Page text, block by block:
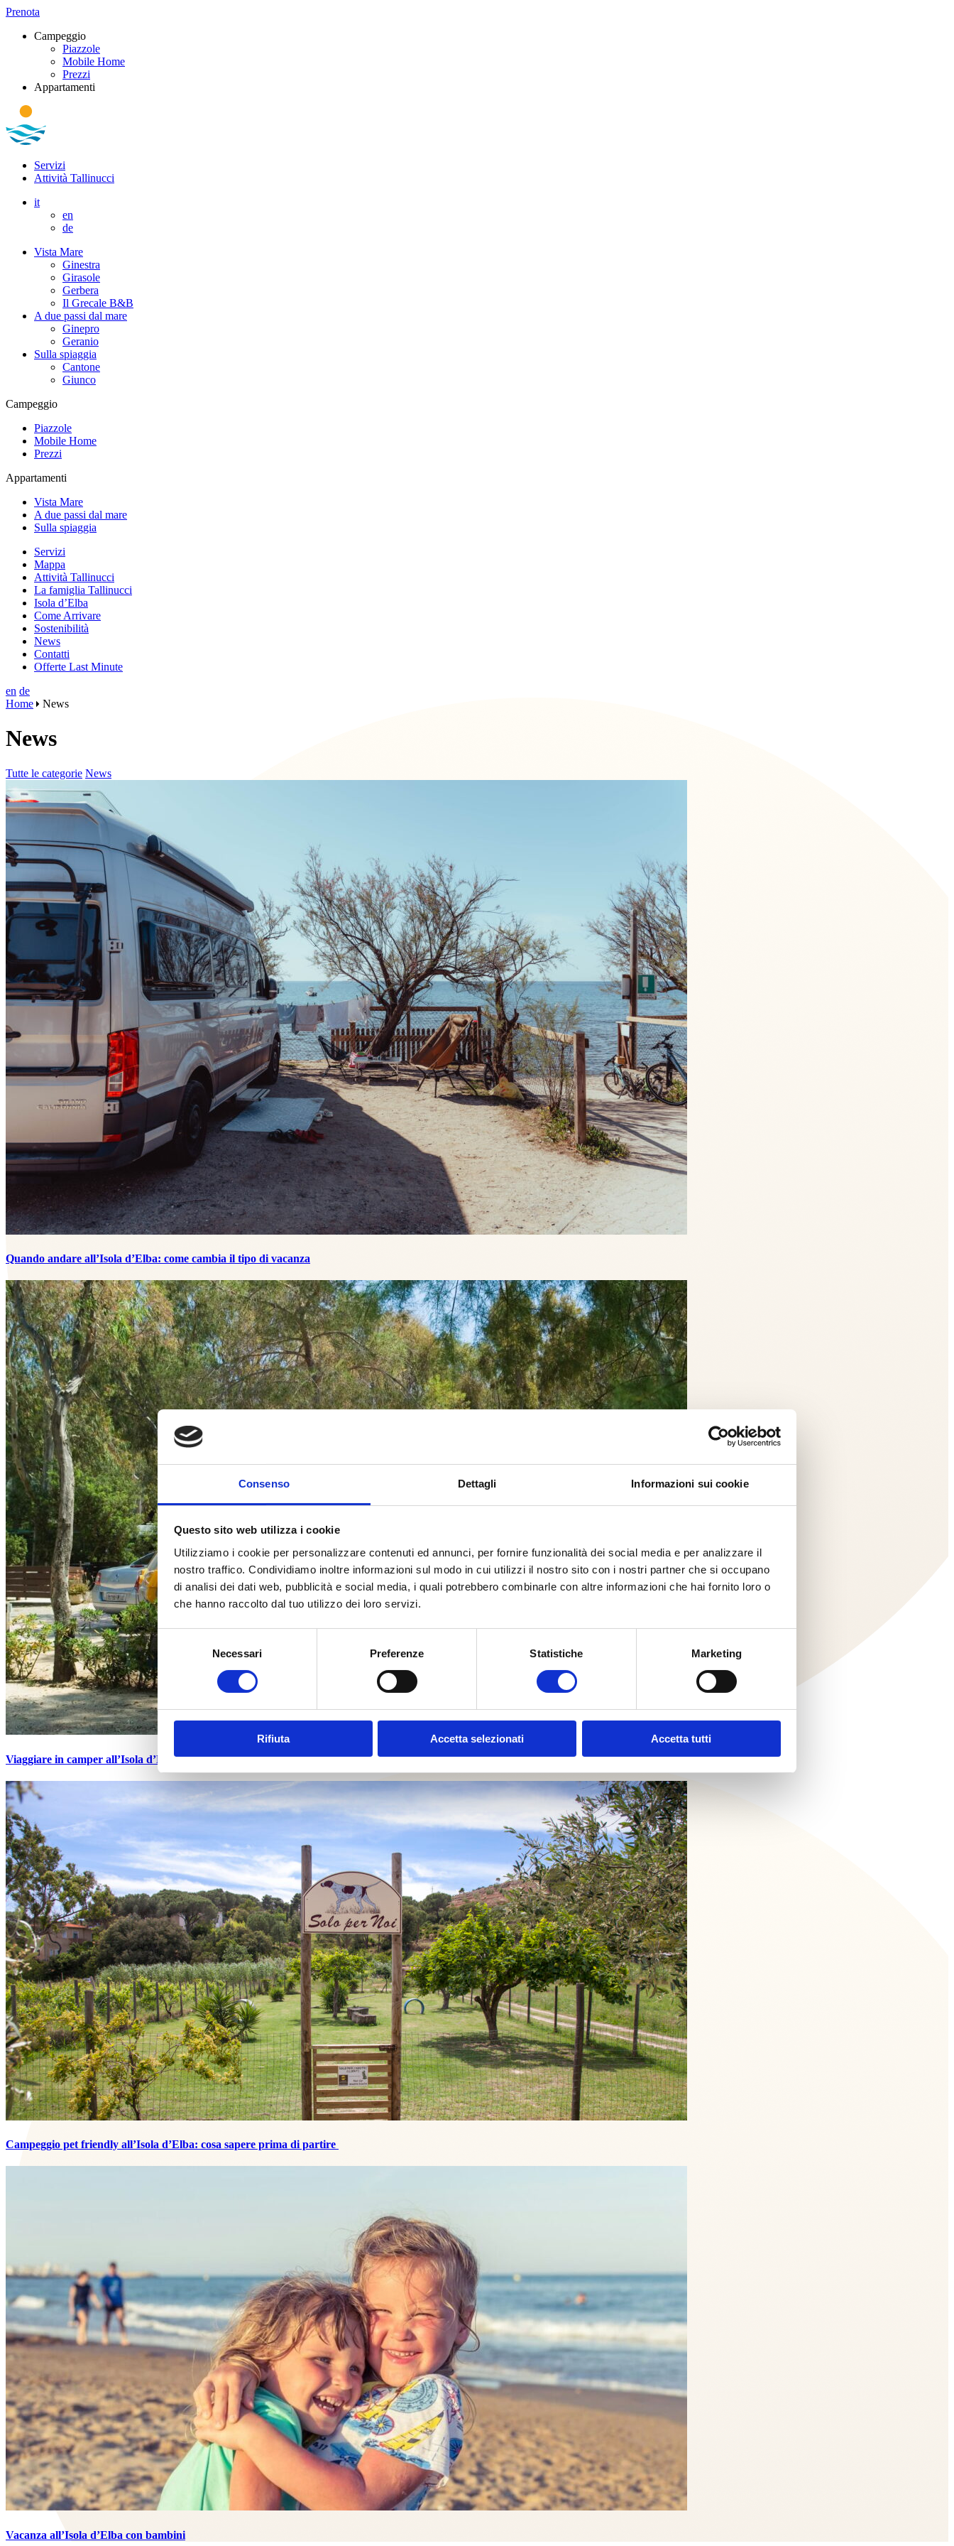
Consenso Dettagli Informazioni sui cookie
Questo sito web utilizza i cookie
Utilizziamo i cookie per personalizzare contenuti ed annunci, per fornire funzionalità dei social media e per analizzare il
nostro traffico. Condividiamo inoltre informazioni sul modo in cui utilizzi il nostro sito con i nostri partner che si occupano
di analisi dei dati web, pubblicità e social media, i quali potrebbero combinarle con altre informazioni che hai fornito loro o
che hanno raccolto dal tuo utilizzo dei loro servizi.
Selezione
del
consenso
Necessari Preferenze Statistiche Marketing
Rifiuta Accetta selezionati Accetta tutti
Prenota
Campeggio
Piazzole
Mobile Home
Prezzi
Appartamenti
Servizi
Attività Tallinucci
it
en
de
Vista Mare
Ginestra
Girasole
Gerbera
Il Grecale B&B
A due passi dal mare
Ginepro
Geranio
Sulla spiaggia
Cantone
Giunco
Campeggio
Piazzole
Mobile Home
Prezzi
Appartamenti
Vista Mare
A due passi dal mare
Sulla spiaggia
Servizi
Mappa
Attività Tallinucci
La famiglia Tallinucci
Isola d’Elba
Come Arrivare
Sostenibilità
News
Contatti
Offerte Last Minute
en de
Home
News
News
Tutte le categorie News
Quando andare all’Isola d’Elba: come cambia il tipo di vacanza
Viaggiare in camper all’Isola d’Elba: aspetti pratici dal Camping Tallinucci
Campeggio pet friendly all’Isola d’Elba: cosa sapere prima di partire
Vacanza all’Isola d’Elba con bambini